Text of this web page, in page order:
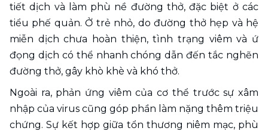
tiết dịch và làm phù nề đường thở, đặc biệt ở các
tiểu phế quản. Ở trẻ nhỏ, do đường thở hẹp và hệ
miễn dịch chưa hoàn thiện, tình trạng viêm và ứ
đọng dịch có thể nhanh chóng dẫn đến tắc nghẽn
đường thở, gây khò khè và khó thở.
Ngoài ra, phản ứng viêm của cơ thể trước sự xâm
nhập của virus cũng góp phần làm nặng thêm triệu
chứng. Sự kết hợp giữa tổn thương niêm mạc, phù